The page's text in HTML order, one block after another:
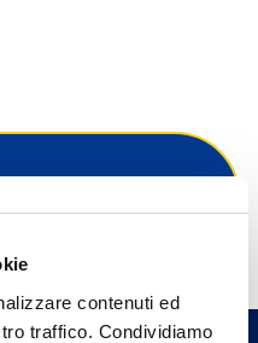
contenuti ed
traffico. Condividiamo
a te e parla con